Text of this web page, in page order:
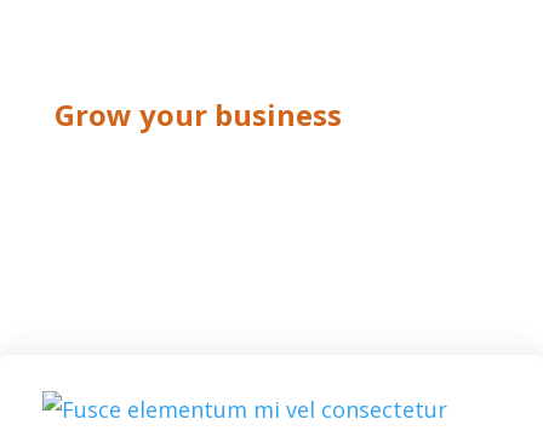
Grow your business